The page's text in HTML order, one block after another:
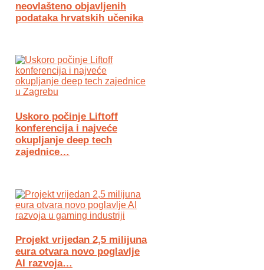
neovlašteno objavljenih
podataka hrvatskih učenika
Uskoro počinje Liftoff
konferencija i najveće
okupljanje deep tech
zajednice…
Projekt vrijedan 2,5 milijuna
eura otvara novo poglavlje
AI razvoja…